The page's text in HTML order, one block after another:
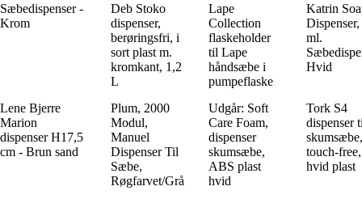
Sæbedispenser -
Krom
Deb Stoko
dispenser,
berøringsfri, i
sort plast m.
kromkant, 1,2
L
Lape
Collection
flaskeholder
til Lape
håndsæbe i
pumpeflaske
Katrin
ml.
Hvid
Lene Bjerre
Marion
dispenser H17,5
cm - Brun sand
Plum, 2000
Modul,
Manuel
Dispenser Til
Sæbe,
Røgfarvet/Grå
Udgår: Soft
Care Foam,
dispenser
skumsæbe,
ABS plast
hvid
Tork S4
dispenser
skumsæbe,
touch-free,
hvid plast